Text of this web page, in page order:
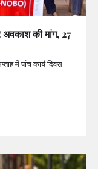
की मांग, 27
में पांच कार्य दिवस